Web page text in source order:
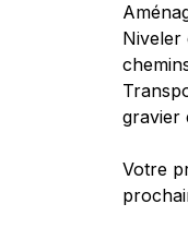
Niveler
gravier
Votre